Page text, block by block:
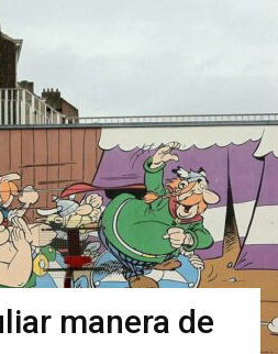
manera de